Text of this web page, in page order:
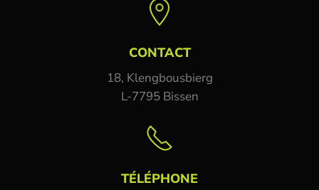
CONTACT
18, Klengbousbierg
L-7795 Bissen
TÉLÉPHONE